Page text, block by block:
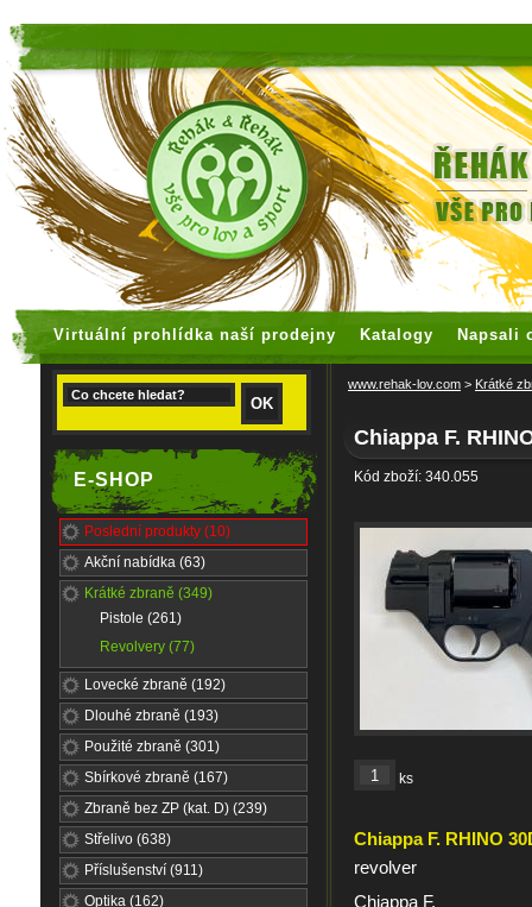
Virtuální prohlídka naší prodejny Katalogy Napsali
E-SHOP
Poslední produkty (10)
Akční nabídka (63)
Krátké zbraně (349)
Pistole (261)
Revolvery (77)
Lovecké zbraně (192)
Dlouhé zbraně (193)
Použité zbraně (301)
Sbírkové zbraně (167)
Zbraně bez ZP (kat. D) (239)
Střelivo (638)
Příslušenství (911)
Optika (162)
www.rehak-lov.com > Krátké
Chiappa F.
Kód zboží: 340.055
ks
Chiappa F. RHINO
revolver
Chiappa F.